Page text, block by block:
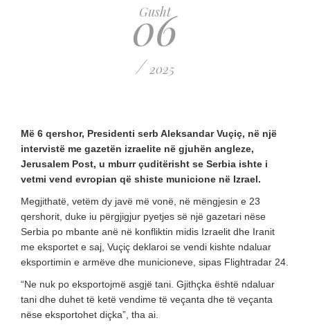
Gusht
06
/ 2025
Më 6 qershor, Presidenti serb Aleksandar Vuçiç, në një
intervistë me gazetën izraelite në gjuhën angleze,
Jerusalem Post, u mburr çuditërisht se Serbia ishte i
vetmi vend evropian që shiste municione në Izrael.
Megjithatë, vetëm dy javë më vonë, në mëngjesin e 23
qershorit, duke iu përgjigjur pyetjes së një gazetari nëse
Serbia po mbante anë në konfliktin midis Izraelit dhe Iranit
me eksportet e saj, Vuçiç deklaroi se vendi kishte ndaluar
eksportimin e armëve dhe municioneve, sipas Flightradar 24.
“Ne nuk po eksportojmë asgjë tani. Gjithçka është ndaluar
tani dhe duhet të ketë vendime të veçanta dhe të veçanta
nëse eksportohet diçka”, tha ai.